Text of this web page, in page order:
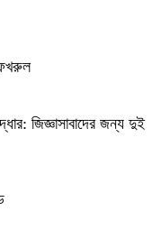
ফখরুল
জিজ্ঞাসাবাদের জন্য দুই